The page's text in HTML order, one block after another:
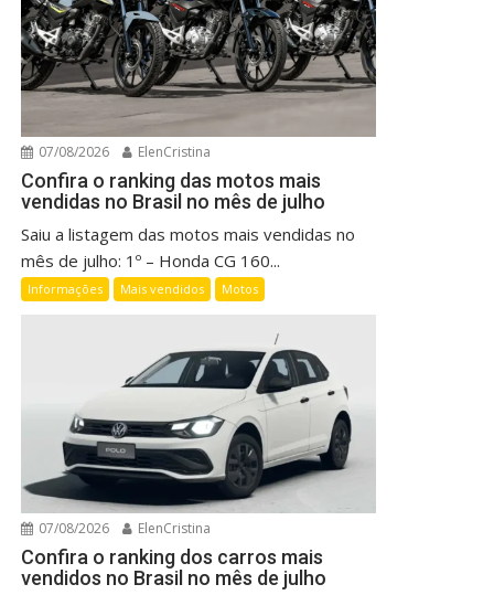
07/08/2026 ElenCristina
Confira o ranking das motos mais
vendidas no Brasil no mês de julho
Saiu a listagem das motos mais vendidas no
mês de julho: 1º – Honda CG 160...
Informações Mais vendidos Motos
07/08/2026 ElenCristina
Confira o ranking dos carros mais
vendidos no Brasil no mês de julho